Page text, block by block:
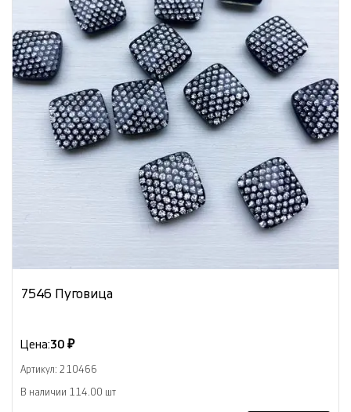
7546 Пуговица
Цена:30 ₽
Артикул: 210466
В наличии 114.00 шт